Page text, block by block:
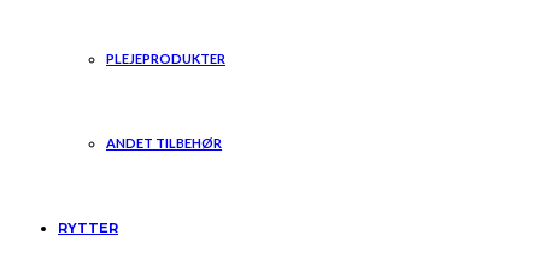
PLEJEPRODUKTER
ANDET TILBEHØR
RYTTER